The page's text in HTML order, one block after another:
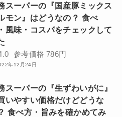
スーパーの『国産豚ミックス
モン』はどうなの？ 食べ
風味・コスパをチェックして
参考価格 786円
年12月24日
スーパーの『生ずわいがに』
いやすい価格だけどどうな
食べ方・旨みを確かめてみ